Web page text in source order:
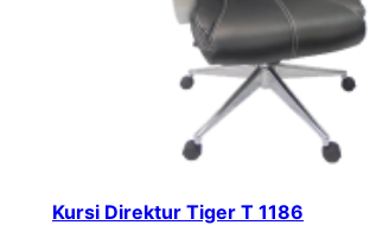
Kursi Direktur Tiger T 1186